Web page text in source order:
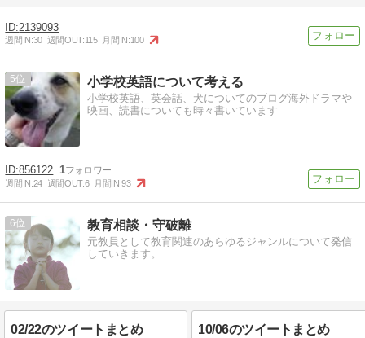
2139093
週間IN:30 週間OUT:115 月間IN:100
5 小学校英語について考える
小学校英語、英会話、犬についてのブログ海外ドラマや
映画、読書についても時々書いています
856122 1
週間IN:24 週間OUT:6 月間IN:93
6 教育相談・守破離
元教員として教育関連のあらゆるジャンルについて発信
していきます。
02/22のツイートまとめ 10/06のツイートまとめ